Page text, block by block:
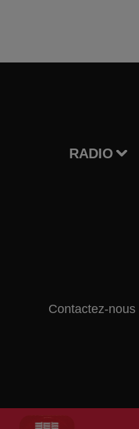
RADIO
Contactez-nous